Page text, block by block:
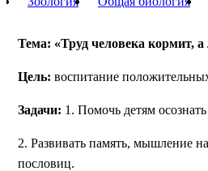
Тема: «Труд человека кормит, а
Цель: воспитание
Задачи: 1. Помочь детям осознать
2. Развивать память, мышление
пословиц.